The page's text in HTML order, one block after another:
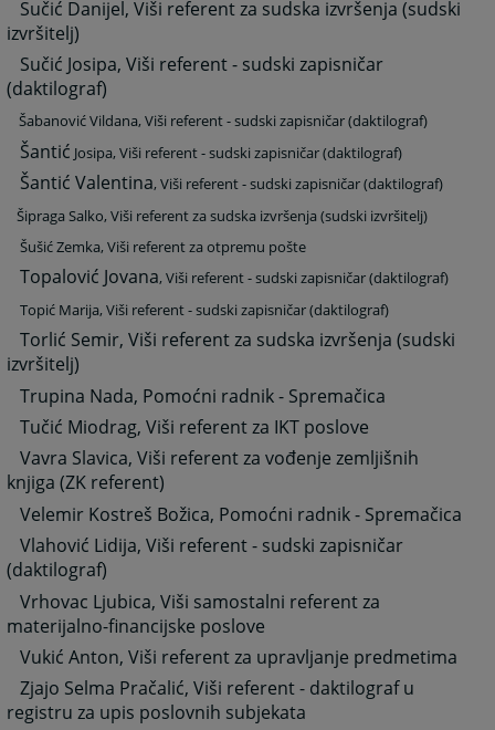
Sučić Danijel, Viši referent za sudska izvršenja (sudski
izvršitelj)
Sučić Josipa, Viši referent - sudski zapisničar
(daktilograf)
Šabanović Vildana, Viši referent - sudski zapisničar (daktilograf)
Šantić Josipa, Viši referent - sudski zapisničar (daktilograf)
Šantić Valentina, Viši referent - sudski zapisničar (daktilograf)
Šipraga Salko, Viši referent za sudska izvršenja (sudski izvršitelj)
Šušić Zemka, Viši referent za otpremu pošte
Topalović Jovana, Viši referent - sudski zapisničar (daktilograf)
Topić Marija, Viši referent - sudski zapisničar (daktilograf)
Torlić Semir, Viši referent za sudska izvršenja (sudski
izvršitelj)
Trupina Nada, Pomoćni radnik - Spremačica
Tučić Miodrag, Viši referent za IKT poslove
Vavra Slavica, Viši referent za vođenje zemljišnih
knjiga (ZK referent)
Velemir Kostreš Božica, Pomoćni radnik - Spremačica
Vlahović Lidija, Viši referent - sudski zapisničar
(daktilograf)
Vrhovac Ljubica, Viši samostalni referent za
materijalno-financijske poslove
Vukić Anton, Viši referent za upravljanje predmetima
Zjajo Selma Pračalić, Viši referent - daktilograf u
registru za upis poslovnih subjekata